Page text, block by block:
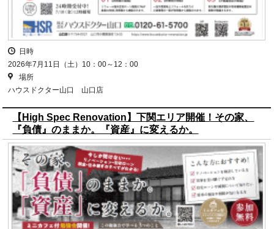
日時
2026年7月11日（土）10：00～12：00
場所
ハウスドクター山口 山口店
【High Spec Renovation】下関エリア開催！その家、
『負債』のままか。『資産』に変えるか。